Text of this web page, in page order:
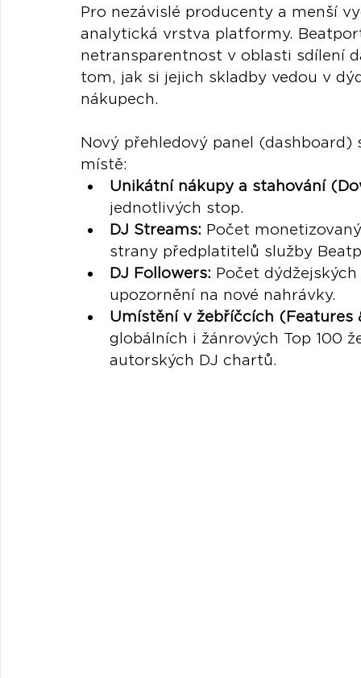
Pro nezávislé producenty a menší
analytická vrstva platformy.
netransparentnost v oblasti sdílení
tom, jak si jejich skladby vedou v
nákupech.
Nový přehledový panel
místě:
Unikátní nákupy a stahování
jednotlivých stop.
DJ Streams: Počet
strany předplatitelů služby
DJ Followers: Počet
upozornění na nové nahrávky.
Umístění v žebříčcích (Features
globálních i žánrových Top 100
autorských DJ chartů.